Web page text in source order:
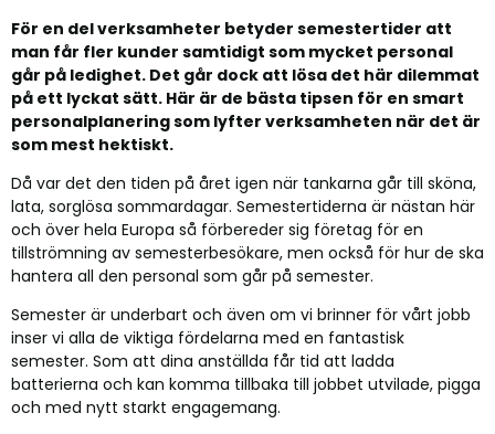
För en del verksamheter betyder semestertider att
man får fler kunder samtidigt som mycket personal
går på ledighet. Det går dock att lösa det här dilemmat
på ett lyckat sätt. Här är de bästa tipsen för en smart
personalplanering som lyfter verksamheten när det är
som mest hektiskt.
Då var det den tiden på året igen när tankarna går till sköna,
lata, sorglösa sommardagar. Semestertiderna är nästan här
och över hela Europa så förbereder sig företag för en
tillströmning av semesterbesökare, men också för hur de ska
hantera all den personal som går på semester.
Semester är underbart och även om vi brinner för vårt jobb
inser vi alla de viktiga fördelarna med en fantastisk
semester. Som att dina anställda får tid att ladda
batterierna och kan komma tillbaka till jobbet utvilade, pigga
och med nytt starkt engagemang.